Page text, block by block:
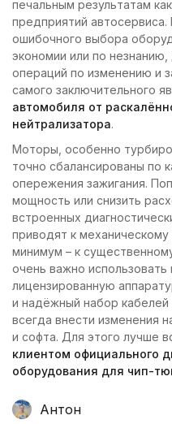
печальным результатам
предприятий
ошибочного выбора
экономии или по
операций по изменению и
самого заключительного
автомобиля от
нейтрализатора.
Моторы, особенно
точно сбалансированы по
опережения зажигания.
мощность или снизить
встроенных
приводят к
минимум – к
очень важно использовать
лицензированную
и надёжный набор
всегда внести изменения
и софта. Для этого лучше
клиентом официального
оборудования для чип-
Антон